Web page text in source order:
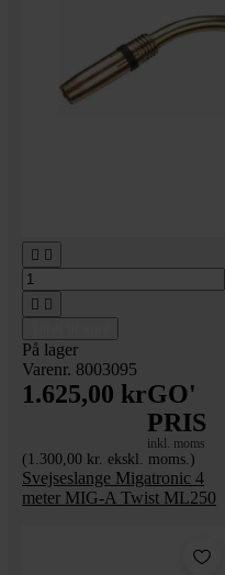
 
 
På lager
Varenr. 8003095
1.625,00 krGO'
PRIS
inkl. moms
(1.300,00 kr. ekskl. moms.)
Svejseslange Migatronic 4
meter MIG-A Twist ML250